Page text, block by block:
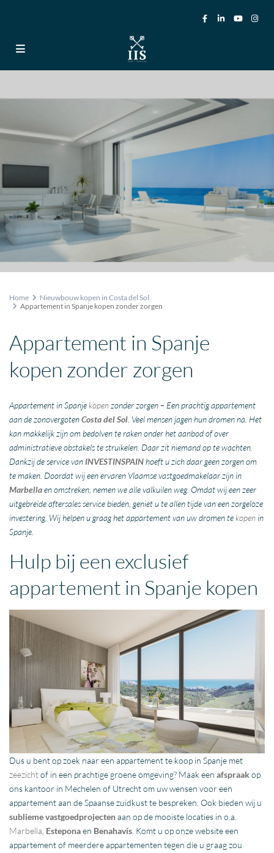
Home
Nieuwbouw kopen in Costa del Sol
Appartement in Spanje kopen zonder zorgen
Appartement in Spanje
kopen zonder zorgen
Appartement in Spanje kopen zonder zorgen – Een prachtig appartement
aan de zonovergotenCosta del Sol . Veel mensen jagen hun dromen na. Het
kan makkelijk zijn om bedolven te raken onder het aanbod of over
administratieve obstakels te struikelen. Daar zit niemand op te wachten.
Dankzij de service van INVESTINSPAINhoeft u zich daar geen zorgen om
te maken. Doordat wij een ervaren Vlaamse vastgoedmakelaar zijn in
Marbellaen omstreken, nemen we alle valkuilen weg. Omdat wij een zeer
uitgebreide aftersales service bieden, geniet u te allen tijde van een zorgeloze
investering. Wij helpen u graag het appartement van uw dromen te kopen in
Spanje.
Hulp bij een exclusief
appartement in Spanje kopen
Dus u bent op zoek naar een appartement te koop in Spanje met
zeezichtof in een prachtige groene omgeving? Maak eenafspraak op
ons kantoor in Mechelen of Utrecht om uw wensen voor een
appartement aan de Spaanse zuidkust te bespreken. Ook bieden wij u
sublieme vastgoedprojectenaan op de mooiste locaties in o.a.
Marbella Esteponaen Benahavís . Komt u op onze website een
appartement of meerdere appartementen tegen die u graag zou